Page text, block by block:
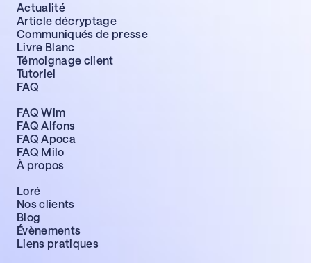
Actualité
Article décryptage
Communiqués de presse
Livre Blanc
Témoignage client
Tutoriel
FAQ
FAQ Wim
FAQ Alfons
FAQ Apoca
FAQ Milo
À propos
Loré
Nos clients
Blog
Évènements
Liens pratiques